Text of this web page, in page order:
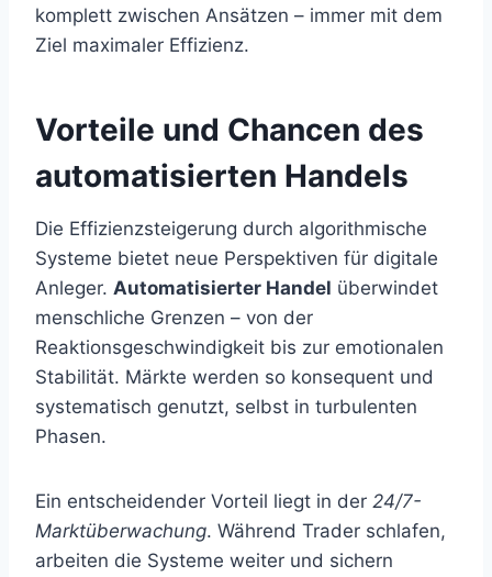
komplett zwischen Ansätzen – immer mit dem
Ziel maximaler Effizienz.
Vorteile und Chancen des
automatisierten Handels
Die Effizienzsteigerung durch algorithmische
Systeme bietet neue Perspektiven für digitale
Anleger. Automatisierter Handel überwindet
menschliche Grenzen – von der
Reaktionsgeschwindigkeit bis zur emotionalen
Stabilität. Märkte werden so konsequent und
systematisch genutzt, selbst in turbulenten
Phasen.
Ein entscheidender Vorteil liegt in der 24/7-
Marktüberwachung. Während Trader schlafen,
arbeiten die Systeme weiter und sichern